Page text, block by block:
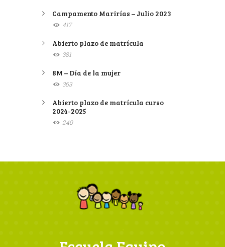
Campamento Marirías – Julio 2023
417
Abierto plazo de matrícula
381
8M – Día de la mujer
363
Abierto plazo de matrícula curso
2024-2025
240